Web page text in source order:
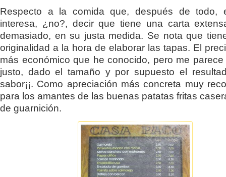
Respecto a la comida que, después de todo,
interesa, ¿no?, decir que tiene una carta
demasiado, en su justa medida. Se nota que
originalidad a la hora de elaborar las tapas. El
más económico que he conocido, pero me parece
justo, dado el tamaño y por supuesto el
sabor¡¡. Como apreciación más concreta muy
para los amantes de las buenas patatas fritas
de guarnición.